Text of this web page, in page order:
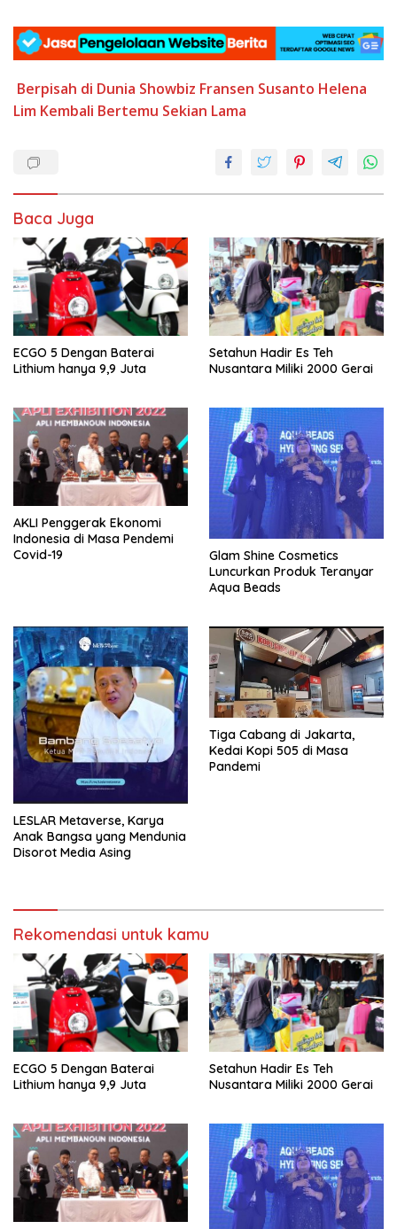
Berpisah di Dunia Showbiz Fransen Susanto Helena
Lim Kembali Bertemu Sekian Lama
Baca Juga
ECGO 5 Dengan Baterai
Lithium hanya 9,9 Juta
Setahun Hadir Es Teh
Nusantara Miliki 2000 Gerai
AKLI Penggerak Ekonomi
Indonesia di Masa Pendemi
Covid-19
Glam Shine Cosmetics
Luncurkan Produk Teranyar
Aqua Beads
LESLAR Metaverse, Karya
Anak Bangsa yang Mendunia
Disorot Media Asing
Tiga Cabang di Jakarta,
Kedai Kopi 505 di Masa
Pandemi
Rekomendasi untuk kamu
ECGO 5 Dengan Baterai
Lithium hanya 9,9 Juta
Setahun Hadir Es Teh
Nusantara Miliki 2000 Gerai